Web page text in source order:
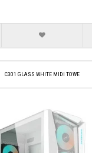
C301 GLASS WHITE MIDI TOWE